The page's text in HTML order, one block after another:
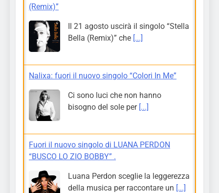
(Remix)”
Il 21 agosto uscirà il singolo “Stella
Bella (Remix)” che [...]
Nalixa: fuori il nuovo singolo “Colori In Me”
Ci sono luci che non hanno
bisogno del sole per [...]
Fuori il nuovo singolo di LUANA PERDON
“BUSCO LO ZIO BOBBY” .
Luana Perdon sceglie la leggerezza
della musica per raccontare un [...]